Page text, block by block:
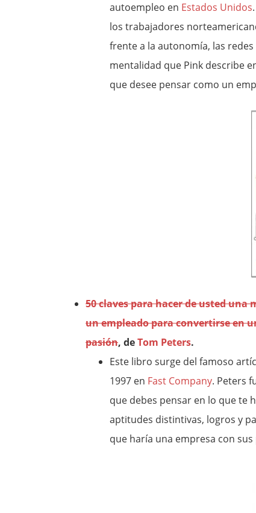
autoempleo en Estados Unidos
los trabajadores
frente a la autonomía, las
mentalidad que Pink describe
que desee pensar como un
50 claves para hacer de usted
un empleado para convertirse en
pasión, deTom Peters.
Este libro surge del famoso
1997 en Fast Company. Peters
que debes pensar en lo que te
aptitudes distintivas, logros y
que haría una empresa con